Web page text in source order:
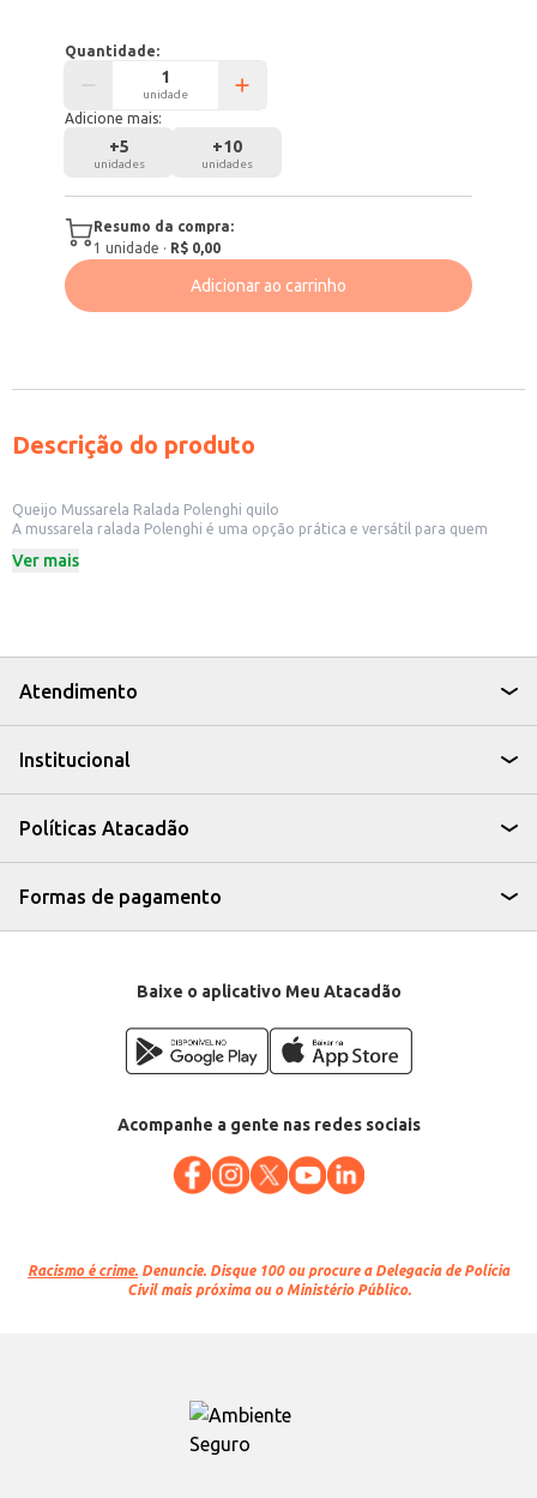
Quantidade:
unidade
Adicione mais:
+5
unidades
+10
unidades
Resumo da compra:
1 unidade · R$ 0,00
Adicionar ao carrinho
Descrição do produto
Queijo Mussarela Ralada Polenghi quilo
A mussarela ralada Polenghi é uma opção prática e versátil para quem
pizzarias, lanchonetes, restaurantes e também para o consumidor final,
Ingrediente em preparos de massas e gratinados.
Adição em omeletes e pratos rápidos.
Com a mussarela ralada Polenghi, você otimiza o tempo na cozinha sem
Ver mais
Atendimento
Institucional
Políticas Atacadão
Formas de pagamento
Baixe o aplicativo Meu Atacadão
Acompanhe a gente nas redes sociais
Racismo é crime. Denuncie. Disque 100 ou procure a Delegacia de Polícia
Civil mais próxima ou o Ministério Público.